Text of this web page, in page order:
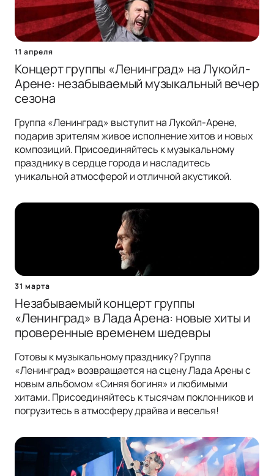
11 апреля
Концерт группы «Ленинград» на Лукойл-
Арене: незабываемый музыкальный вечер
сезона
Группа «Ленинград» выступит на Лукойл-Арене,
подарив зрителям живое исполнение хитов и новых
композиций. Присоединяйтесь к музыкальному
празднику в сердце города и насладитесь
уникальной атмосферой и отличной акустикой.
31 марта
Незабываемый концерт группы
«Ленинград» в Лада Арена: новые хиты и
проверенные временем шедевры
Готовы к музыкальному празднику? Группа
«Ленинград» возвращается на сцену Лада Арены с
новым альбомом «Синяя богиня» и любимыми
хитами. Присоединяйтесь к тысячам поклонников и
погрузитесь в атмосферу драйва и веселья!